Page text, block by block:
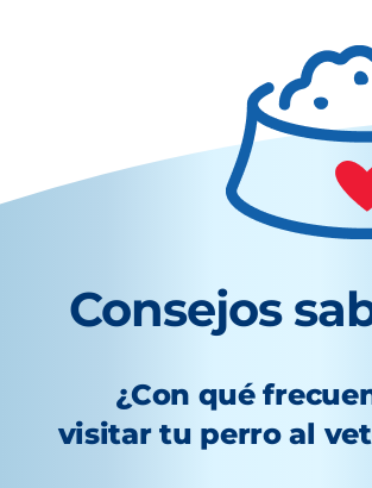
Consejos
¿Con qué
visitar tu perro al